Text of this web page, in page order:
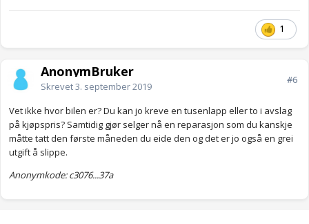
1
AnonymBruker
Skrevet3. september 2019
#6
Vet ikke hvor bilen er? Du kan jo kreve en tusenlapp eller to i avslag
på kjøpspris? Samtidig gjør selger nå en reparasjon som du kanskje
måtte tatt den første måneden du eide den og det er jo også en grei
utgift å slippe.
Anonymkode: c3076...37a